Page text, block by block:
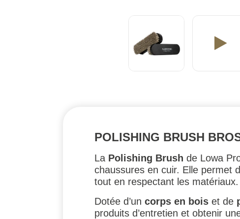
POLISHING BRUSH
La Polishing Brush de Lowa
chaussures en cuir. Elle permet
tout en respectant les matériaux.
Dotée d’un corps en bois et de
produits d’entretien et obtenir